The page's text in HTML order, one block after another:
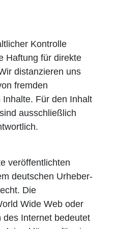
Kontrolle
Haftung für direkte
distanzieren uns
fremden
Für den Inhalt
ausschließlich
veröffentlichten
deutschen Urheber-
Die
Wide Web oder
des Internet bedeutet